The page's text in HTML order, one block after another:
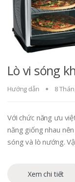
Lò vi sóng
Hướng dẫn 8
Với chức năng ưu
năng giống nhau
sóng và lò nướng.
Xem chi tiết